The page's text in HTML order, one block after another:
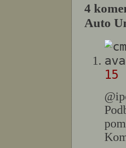
4
Auto
15